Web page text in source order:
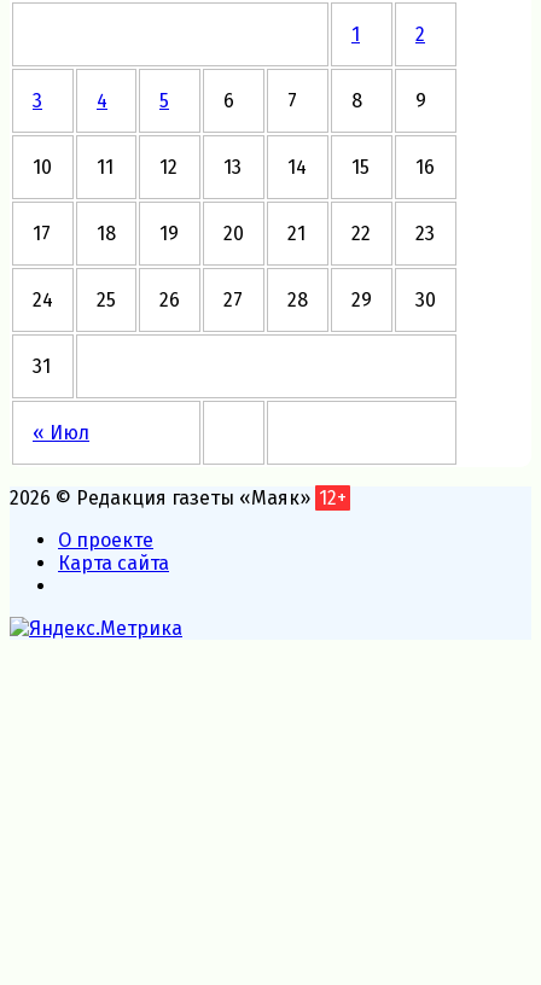
« Июл
1 2
3 4 5 6 7 8 9
10 11 12 13 14 15 16
17 18 19 20 21 22 23
24 25 26 27 28 29 30
31
2026 © Редакция газеты «Маяк» 12+
О проекте
Карта сайта